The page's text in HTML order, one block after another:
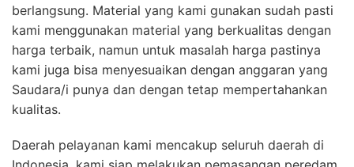
berlangsung. Material yang kami gunakan sudah pasti
kami menggunakan material yang berkualitas dengan
harga terbaik, namun untuk masalah harga pastinya
kami juga bisa menyesuaikan dengan anggaran yang
Saudara/i punya dan dengan tetap mempertahankan
kualitas.
Daerah pelayanan kami mencakup seluruh daerah di